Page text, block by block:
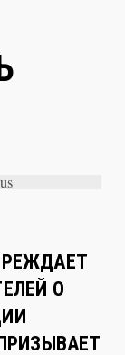
О